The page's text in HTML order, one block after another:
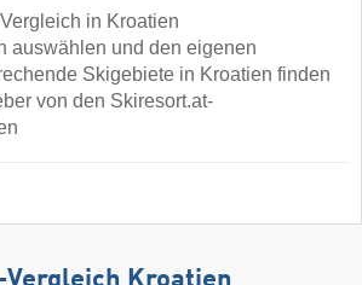
in Kroatien
auswählen und den eigenen
Skigebiete in Kroatien finden
von den Skiresort.at-
Kroatien